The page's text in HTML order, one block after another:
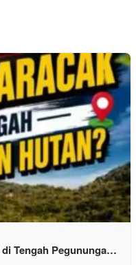
Tengah Pegununga…